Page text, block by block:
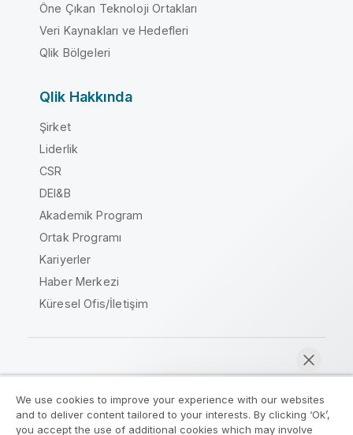
Öne Çıkan Teknoloji Ortakları
Veri Kaynakları ve Hedefleri
Qlik Bölgeleri
Qlik Hakkında
Şirket
Liderlik
CSR
DEI&B
Akademik Program
Ortak Programı
Kariyerler
Haber Merkezi
Küresel Ofis/İletişim
Yasal sözleşmeler Ürün Koşulları
We use cookies to improve your experience with our websites
and to deliver content tailored to your interests. By clicking ‘Ok’,
you accept the use of additional cookies which may involve